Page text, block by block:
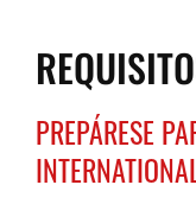
PREPÁRESE